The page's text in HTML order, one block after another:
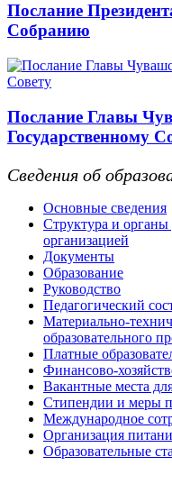
Послание
Собранию
Послание Главы
Государственному
Сведения об
Основные сведения
Структура и органы
организацией
Документы
Образование
Руководство
Педагогический
Материально-
образовательного
Платные
Финансово-
Вакантные места
Стипендии и меры
Международное
Организация
Образовательные